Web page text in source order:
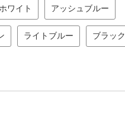
ホワイト アッシュブルー
ライトブルー ブラック